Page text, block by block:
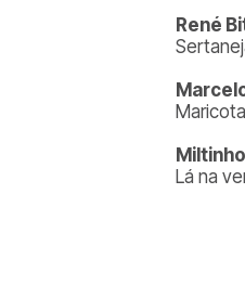
René
Lá na